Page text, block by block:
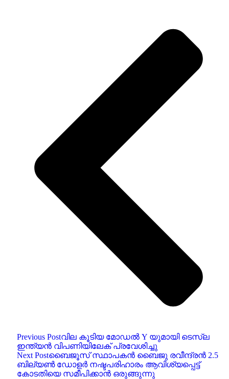
Previous Postവില കൂടിയ മോഡൽ Y യുമായി ടെസ്‌ല
ഇന്ത്യൻ വിപണിയിലേക് പ്രവേശിച്ചു
Next Postബൈജൂസ്‌ സ്ഥാപകൻ ബൈജു രവീന്ദ്രൻ 2.5
ബില്യൺ ഡോളർ നഷ്ടപരിഹാരം ആവിശ്യപ്പെട്ട്
കോടതിയെ സമീപിക്കാൻ ഒരുങ്ങുന്നു